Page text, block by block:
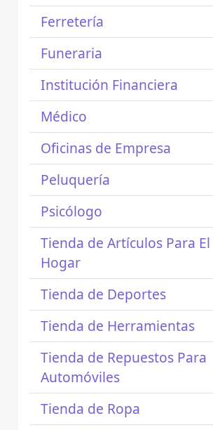
Ferretería
Funeraria
Institución Financiera
Médico
Oficinas de Empresa
Peluquería
Psicólogo
Tienda de Artículos Para El
Hogar
Tienda de Deportes
Tienda de Herramientas
Tienda de Repuestos Para
Automóviles
Tienda de Ropa